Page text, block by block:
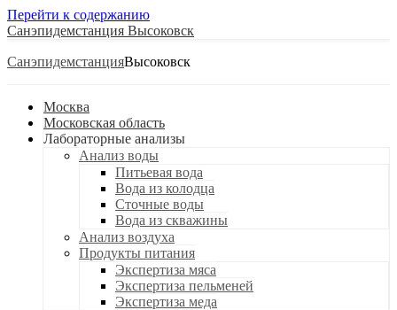
Перейти к содержанию
Санэпидемстанция
Санэпидемстанция
Москва
Московская область
Лабораторные анализы
Анализ воды
Питьевая вода
Вода из колодца
Сточные воды
Вода из скважины
Анализ воздуха
Продукты питания
Экспертиза мяса
Экспертиза пельменей
Экспертиза меда